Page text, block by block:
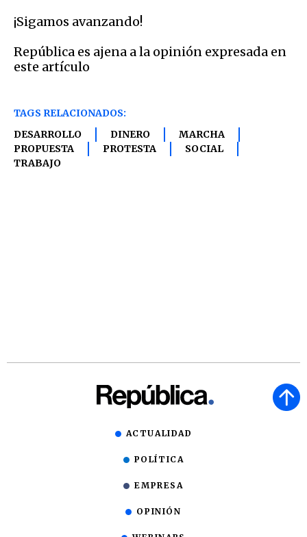
¡Sigamos avanzando!
República es ajena a la opinión expresada en
este artículo
TAGS RELACIONADOS:
DESARROLLO
DINERO
MARCHA
PROPUESTA
PROTESTA
SOCIAL
TRABAJO
ACTUALIDAD
POLÍTICA
EMPRESA
OPINIÓN